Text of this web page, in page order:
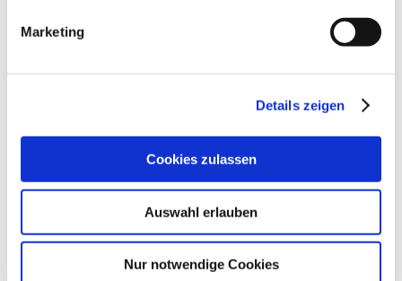
Marketing
Details zeigen
Cookies zulassen
Auswahl erlauben
Nur notwendige Cookies
1991-1998
Mitsubishi Pajero 5-T SUV Bj.
1999-2006
Mitsubishi Pajero 5-T SUV Bj.
Mitsubishi Pajero Sport 5-T
Mitsubishi Pajero Sport 5-T
Mitsubishi Space Gear 5-T
Auto Abdeckung für
Mitsubishi Space Star 5-T
Fließheck Bj. 2012-2016
Auto Abdeckung für
Mitsubishi Space Star 5-T
Fließheck Bj. 2016-